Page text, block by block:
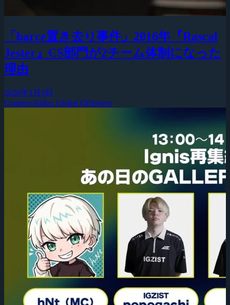
「barce置き去り事件」2016年『Rascal
Jester』CS部門が2チーム体制になった
理由
2026年1月9日
Counter-Strike: Global Offensive